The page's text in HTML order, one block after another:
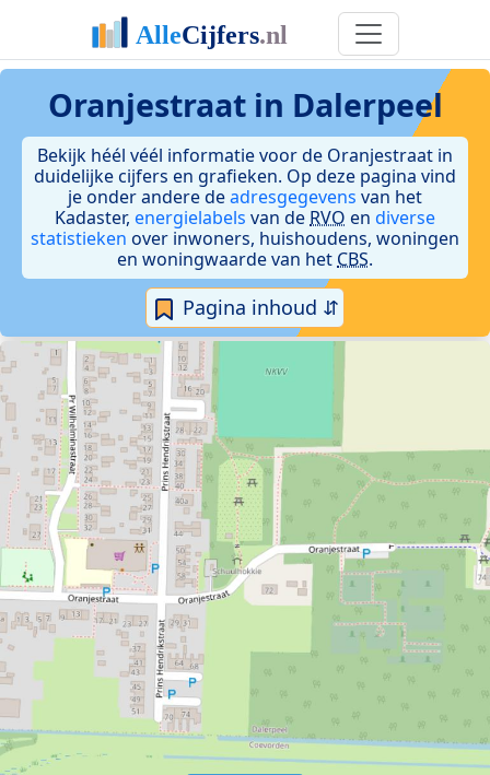
Oranjestraat in Dalerpeel
Bekijk héél véél informatie voor de Oranjestraat in
duidelijke cijfers en grafieken. Op deze pagina vind
je onder andere deadresgegevens van het
Kadaster, energielabels van de RVO en diverse
statistieken over inwoners, huishoudens, woningen
en woningwaarde van het CBS.
Pagina inhoud ⇵